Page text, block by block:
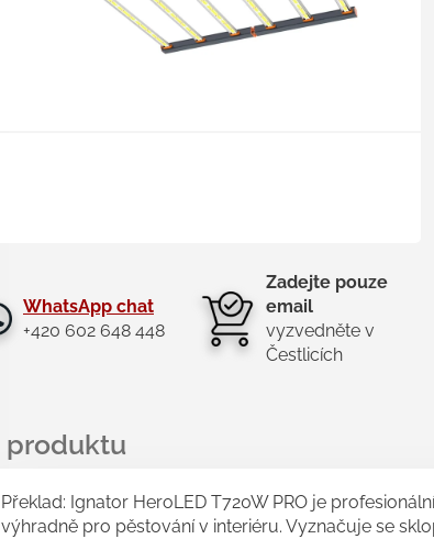
WhatsApp chat
+420 602 648 448
Zadejte pouze
email
vyzvedněte v
Čestlicích
Překlad: Ignator HeroLED T720W PRO je
výhradně pro pěstování v interiéru. Vyznačuje se